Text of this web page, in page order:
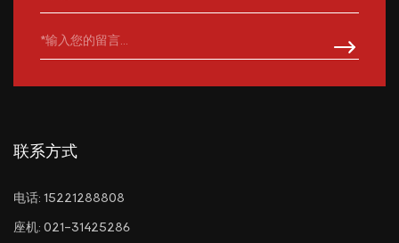
联系方式
电话: 15221288808
座机: 021-31425286